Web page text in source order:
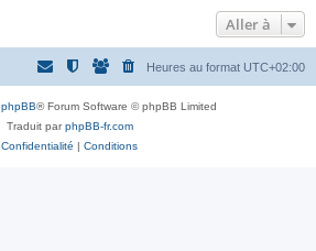
Aller à
Heures au format UTC+02:00
phpBB® Forum Software © phpBB Limited
Traduit parphpBB-fr.com
Confidentialité | Conditions